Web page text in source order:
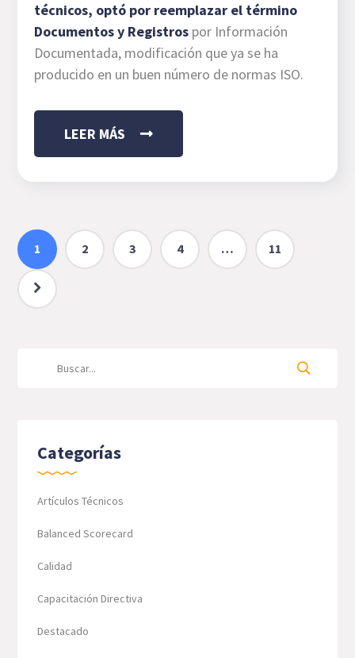
técnicos, optó por reemplazar el término
Documentos y Registrospor Información
Documentada, modificación que ya se ha
producido en un buen número de normas ISO.
LEER MÁS
1 2 3 4 … 11
Categorías
Artículos Técnicos
Balanced Scorecard
Calidad
Capacitación Directiva
Destacado